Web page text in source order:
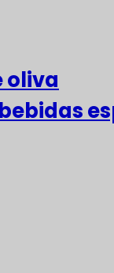
oliva